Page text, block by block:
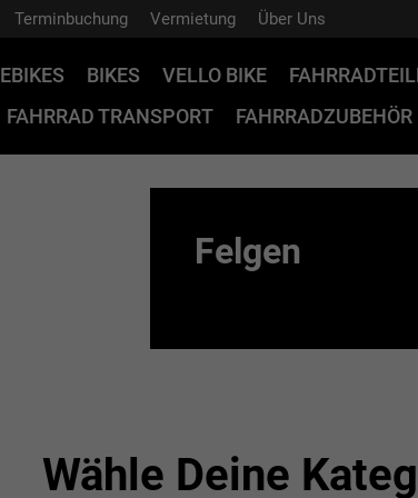
Terminbuchung Vermietung Über Uns
EBIKES BIKES VELLO BIKE
FAHRRAD TRANSPORT
FAHRRADZUBEHÖR
Felgen
Wähle Deine